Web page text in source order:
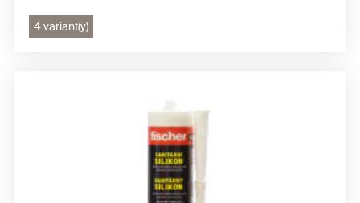
4 variant(y)